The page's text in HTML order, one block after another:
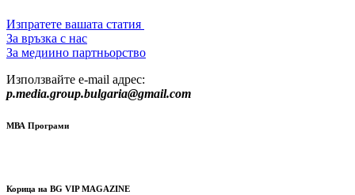
Изпратете вашата статия
За връзка с нас
За медиино партньорство
Използвайте e-mail адрес:
p.media.group.bulgaria@gmail.com
МВА Програми
Корица на BG VIP MAGAZINE